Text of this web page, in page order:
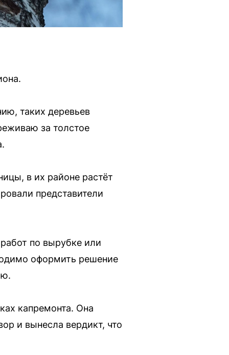
таких деревьев
за толстое
в их районе растёт
представители
по вырубке или
оформить решение
капремонта. Она
и вынесла вердикт, что